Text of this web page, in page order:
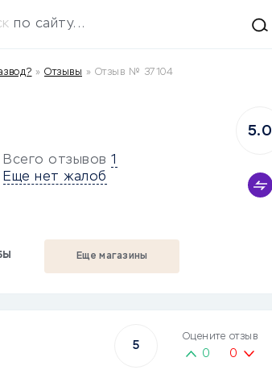
по сайту...
» Отзывы » Отзыв № 37104
Всего отзывов 1
Еще нет жалоб
5.0
Еще магазины
5
Оцените отзыв
0 0